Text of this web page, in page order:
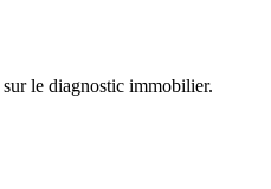
le diagnostic immobilier.